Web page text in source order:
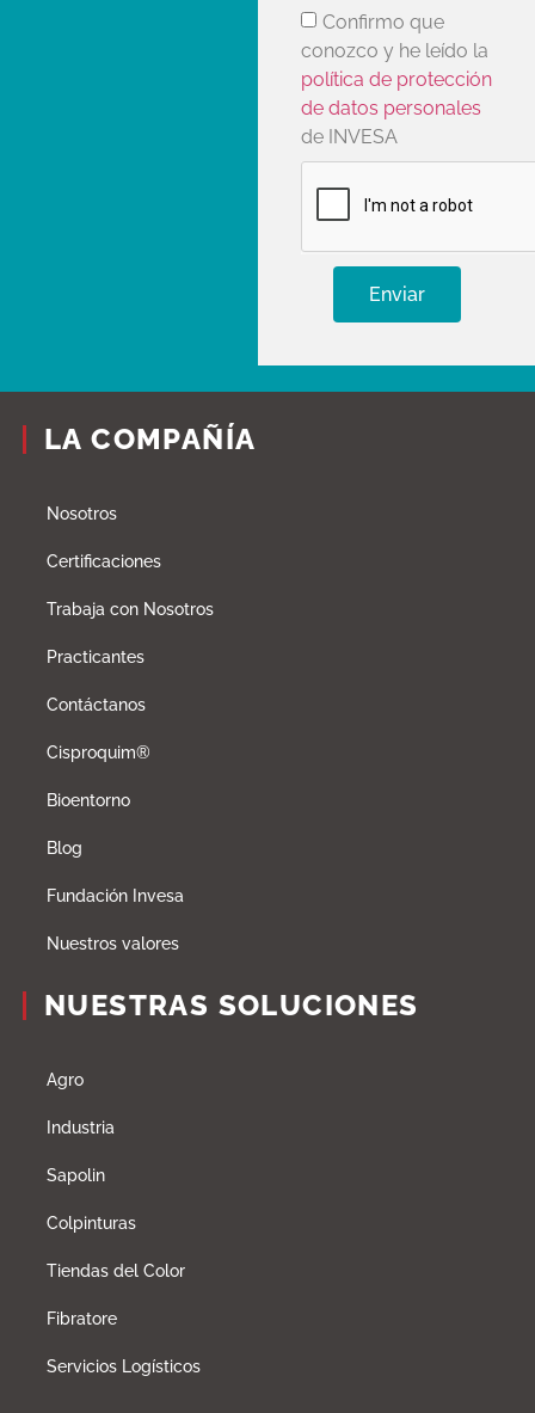
Confirmo que
conozco y he leído la
política de protección
de datos personales
de INVESA
Enviar
LA COMPAÑÍA
Nosotros
Certificaciones
Trabaja con Nosotros
Practicantes
Contáctanos
Cisproquim®
Bioentorno
Blog
Fundación Invesa
Nuestros valores
NUESTRAS SOLUCIONES
Agro
Industria
Sapolin
Colpinturas
Tiendas del Color
Fibratore
Servicios Logísticos